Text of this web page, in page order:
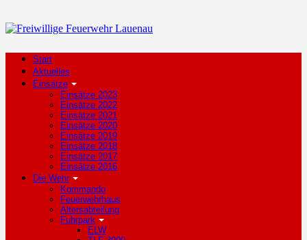
Start
Aktuelles
Einsätze
Einsätze 2023
Einsätze 2022
Einsätze 2021
Einsätze 2020
Einsätze 2019
Einsätze 2018
Einsätze 2017
Einsätze 2016
Die Wehr
Kommando
Feuerwehrhaus
Altersabteilung
Fuhrpark
ELW